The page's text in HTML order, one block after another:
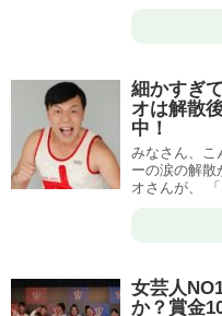
細かすぎ
オは解散
中！
みなさん、こ
ーの涙の解散
オさんが、
女芸人
か？賞金